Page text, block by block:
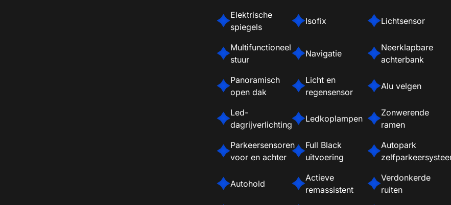
Elektrische
spiegels
Isofix Lichtsensor
Multifunctioneel
stuur
Navigatie
Neerklapbare
achterbank
Panoramisch
open dak
Licht en
regensensor
Alu velgen
Led-
dagrijverlichting
Ledkoplampen
Zonwerende
ramen
Parkeersensoren
voor en achter
Full Black
uitvoering
Autopark
Autohold
Actieve
remassistent
Verdonkerde
ruiten